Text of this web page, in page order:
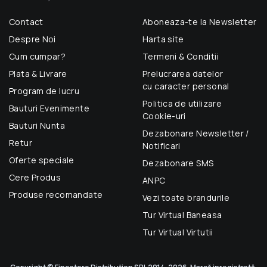
Contact
Despre Noi
Cum cumpar?
Plata & Livrare
Program de lucru
Bauturi Evenimente
Bauturi Nunta
Retur
Oferte speciale
Cere Produs
Produse recomandate
Aboneaza-te la Newsletter
Harta site
Termeni & Conditii
Prelucrarea datelor
cu caracter personal
Politica de utilizare
Cookie-uri
Dezabonare Newsletter /
Notificari
Dezabonare SMS
ANPC
Vezi toate brandurile
Tur Virtual Baneasa
Tur Virtual Virtutii